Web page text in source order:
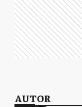
AUTOR